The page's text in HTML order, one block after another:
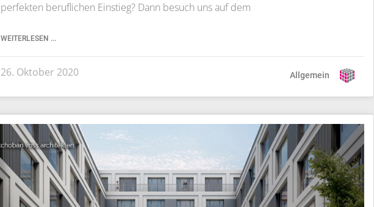
Allgemein
perfekten beruflichen Einstieg? Dann besuch uns auf dem
WEITERLESEN ...
26. Oktober 2020